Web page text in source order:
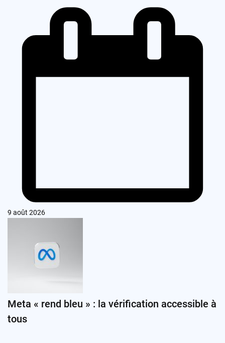
9 août 2026
Meta « rend bleu » : la vérification accessible à
tous